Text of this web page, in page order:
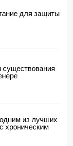
Ахундзаде
должность
и Чёрном
для защиты
из лучших
хроническим